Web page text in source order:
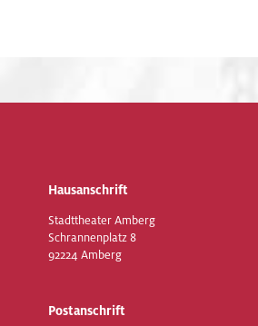
Hausanschrift
Stadttheater Amberg
Schrannenplatz 8
92224 Amberg
Postanschrift